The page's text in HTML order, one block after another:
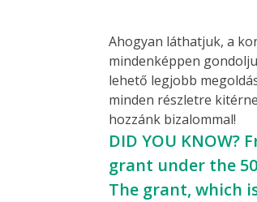
Ahogyan láthatjuk, a
mindenképpen
lehető legjobb
minden részletre
hozzánk bizalommal!
DID YOU KNOW?
grant under the
The grant, which